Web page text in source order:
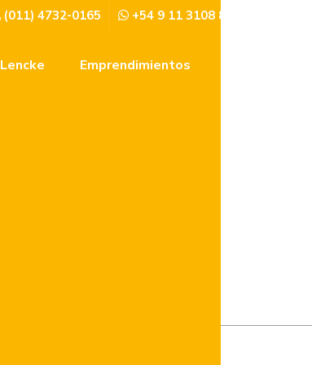
(011) 4732-0165 +54 9 11 3108 8477
Lencke Emprendimientos